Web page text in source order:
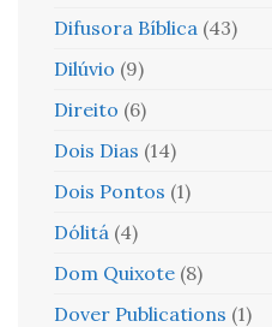
Difusora Bíblica (43)
Dilúvio (9)
Direito (6)
Dois Dias (14)
Dois Pontos (1)
Dólitá (4)
Dom Quixote (8)
Dover Publications (1)